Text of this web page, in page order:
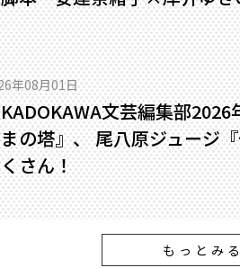
年08月01日
文芸編集部
の塔』、 尾八原ジュージ
さん！
もっとみる